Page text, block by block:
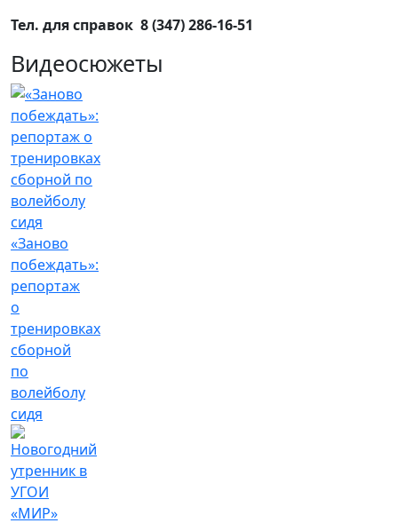
Тел. для справок 8 (347) 286-16-51
Видеосюжеты
«Заново
побеждать»:
репортаж
о
тренировках
сборной
по
волейболу
сидя